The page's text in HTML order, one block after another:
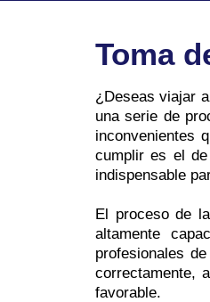
Toma
¿Deseas viajar
una serie de
inconvenientes
cumplir es el
indispensable
El proceso de
altamente
profesionales
correctamente,
favorable.